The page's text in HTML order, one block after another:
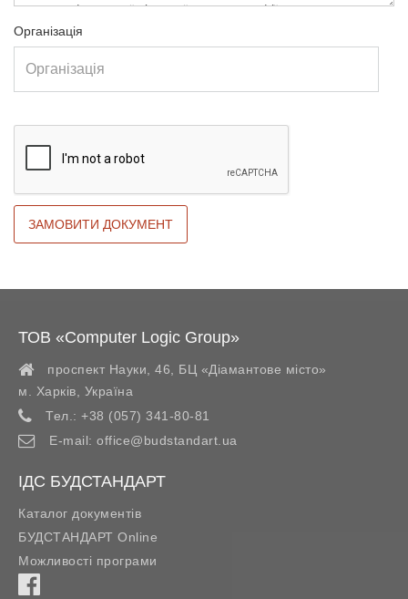
Організація
ТОВ «Computer Logic Group»
проспект Науки, 46, БЦ «Діамантове місто»
м. Харків
Україна
Тел.: +38 (057) 341-80-81
E-mail: office@budstandart.ua
ІДС БУДСТАНДАРТ
Каталог документів
БУДСТАНДАРТ Online
Можливості програми